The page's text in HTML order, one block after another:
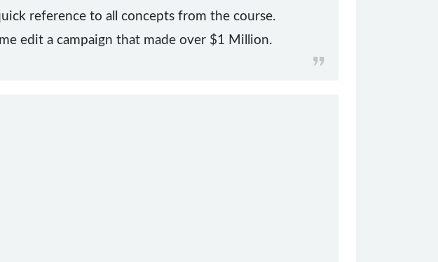
reference to all concepts from the course.
edit a campaign that made over $1 Million.